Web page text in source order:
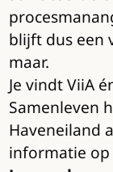
blijft dus een
maar.
Je vindt ViiA
Samenleven
Haveneiland
informatie op